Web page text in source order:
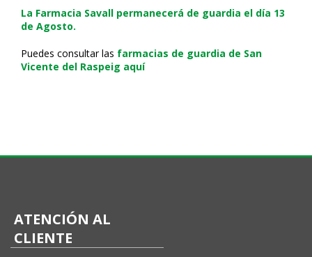
La Farmacia Savall permanecerá de guardia el día 13
de Agosto.
Puedes consultar las farmacias de guardia de San
Vicente del Raspeig aquí
ATENCIÓN AL
CLIENTE